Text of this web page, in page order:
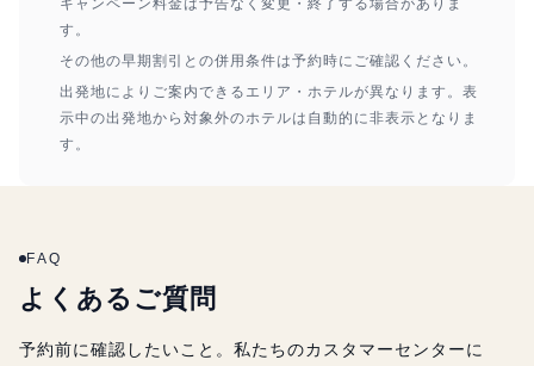
キャンペーン料金は予告なく変更・終了する場合がありま
す。
その他の早期割引との併用条件は予約時にご確認ください。
出発地によりご案内できるエリア・ホテルが異なります。表
示中の出発地から対象外のホテルは自動的に非表示となりま
す。
FAQ
よくあるご質問
予約前に確認したいこと。私たちのカスタマーセンターに